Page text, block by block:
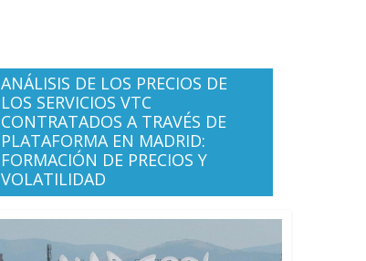
ANÁLISIS DE LOS PRECIOS DE
LOS SERVICIOS VTC
CONTRATADOS A TRAVÉS DE
PLATAFORMA EN MADRID:
FORMACIÓN DE PRECIOS Y
VOLATILIDAD